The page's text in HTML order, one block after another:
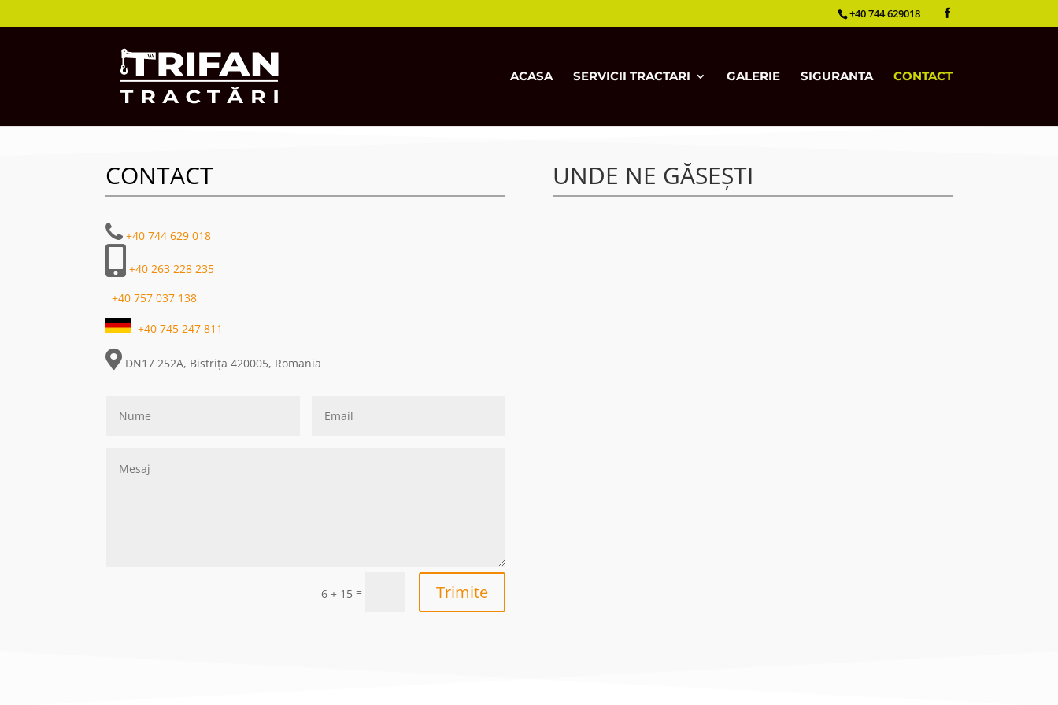
+40 744 629018
ACASA SERVICII TRACTARI GALERIE SIGURANTA CONTACT
CONTACT
+40 744 629 018
+40 263 228 235
+40 757 037 138
+40 745 247 811
DN17 252A, Bistrița 420005, Romania
6 + 15 = Trimite
UNDE NE GĂSEȘTI